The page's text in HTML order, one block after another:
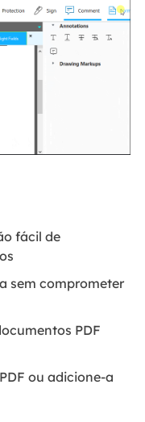
fácil de
sem comprometer
PDF
ou adicione-a